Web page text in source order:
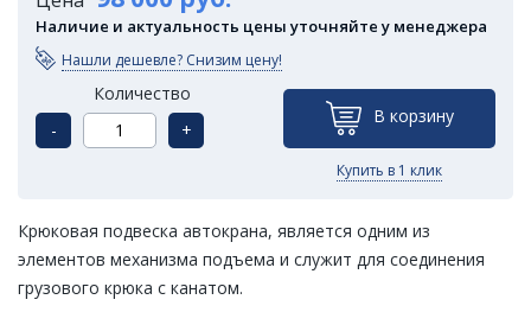
Наличие и актуальность цены уточняйте у менеджера
Нашли дешевле? Снизим цену!
Количество
-
+
В корзину
Купить в 1 клик
Крюковая подвеска автокрана, является одним из
элементов механизма подъема и служит для соединения
грузового крюка с канатом.